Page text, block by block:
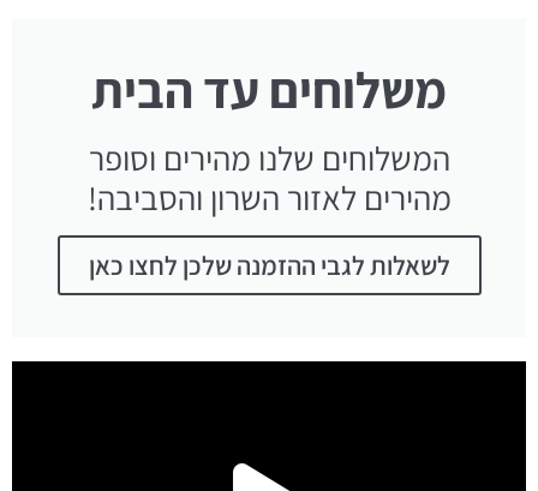
משלוחים עד הבית
המשלוחים שלנו מהירים וסופר
מהירים לאזור השרון והסביבה!
לשאלות לגבי ההזמנה שלכן לחצו כאן